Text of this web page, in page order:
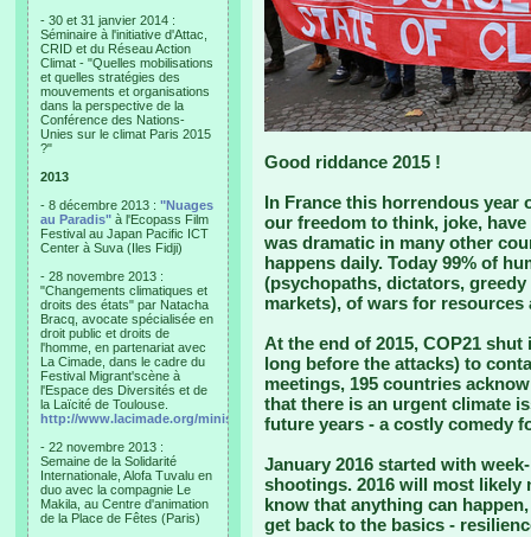
- 30 et 31 janvier 2014 :
Séminaire à l'initiative d'Attac,
CRID et du Réseau Action
Climat - "Quelles mobilisations
et quelles stratégies des
mouvements et organisations
dans la perspective de la
Conférence des Nations-
Unies sur le climat Paris 2015
?"
2013
- 8 décembre 2013 : "Nuages
au Paradis" à l'Ecopass Film
Festival au Japan Pacific ICT
Center à Suva (Iles Fidji)
- 28 novembre 2013 :
"Changements climatiques et
droits des états" par Natacha
Bracq, avocate spécialisée en
droit public et droits de
l'homme, en partenariat avec
La Cimade, dans le cadre du
Festival Migrant'scène à
l'Espace des Diversités et de
la Laïcité de Toulouse.
http://www.lacimade.org/minisites/migrantscene
- 22 novembre 2013 :
Semaine de la Solidarité
Internationale, Alofa Tuvalu en
duo avec la compagnie Le
Makila, au Centre d'animation
de la Place de Fêtes (Paris)
Good riddance 2015 !
In France this horrendous year
our freedom to think, joke,
was dramatic in many other
happens daily. Today 99% of
(psychopaths, dictators,
markets), of wars for
At the end of 2015, COP21
long before the attacks) to
meetings, 195 countries
that there is an urgent climate
future years - a costly comedy
January 2016 started with
shootings. 2016 will most likely
know that anything can
get back to the basics -